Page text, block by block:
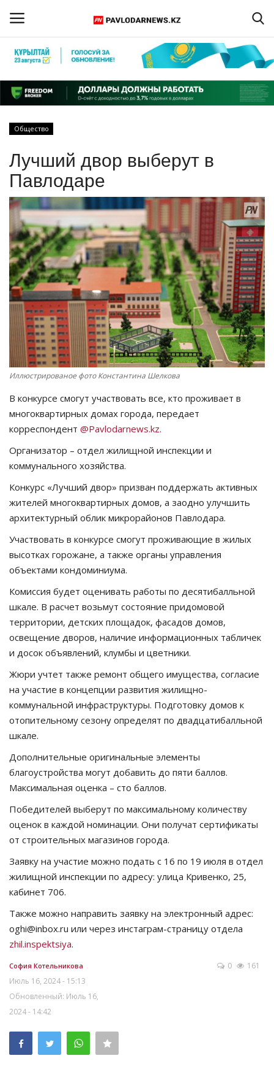
Регистрация
Главная
ПАВЛОДАРСКАЯ ОБЛАСТЬ
КАЗАХСТАН
МИР
СПЕЦПРОЕКТЫ
СПОРТ
Чек-лист
РАЗВЛЕЧЕНИЯ
Курултай
Язык
Общество
Лучший двор выберут в
Павлодаре
Иллюстрированое фото Константина Шелкова
В конкурсе смогут участвовать все, кто проживает в
многоквартирных домах города, передает
корреспондент @Pavlodarnews.kz.
Организатор – отдел жилищной инспекции и
коммунального хозяйства.
Конкурс «Лучший двор» призван поддержать активных
жителей многоквартирных домов, а заодно улучшить
архитектурный облик микрорайонов Павлодара.
Участвовать в конкурсе смогут проживающие в жилых
высотках горожане, а также органы управления
объектами кондоминиума.
Комиссия будет оценивать работы по десятибалльной
шкале. В расчет возьмут состояние придомовой
территории, детских площадок, фасадов домов,
освещение дворов, наличие информационных табличек
и досок объявлений, клумбы и цветники.
Жюри учтет также ремонт общего имущества, согласие
на участие в концепции развития жилищно-
коммунальной инфраструктуры. Подготовку домов к
отопительному сезону определят по двадцатибалльной
шкале.
Дополнительные оригинальные элементы
благоустройства могут добавить до пяти баллов.
Максимальная оценка – сто баллов.
Победителей выберут по максимальному количеству
оценок в каждой номинации. Они получат сертификаты
от строительных магазинов города.
Заявку на участие можно подать с 16 по 19 июля в отдел
жилищной инспекции по адресу: улица Кривенко, 25,
кабинет 706.
Также можно направить заявку на электронный адрес:
oghi@inbox.ru или через инстаграм-страницу отдела
zhil.inspektsiya.
София Котельникова
Июль 16, 2024 - 15:13
Обновленный: Июль 16,
2024 - 14:42
0 161